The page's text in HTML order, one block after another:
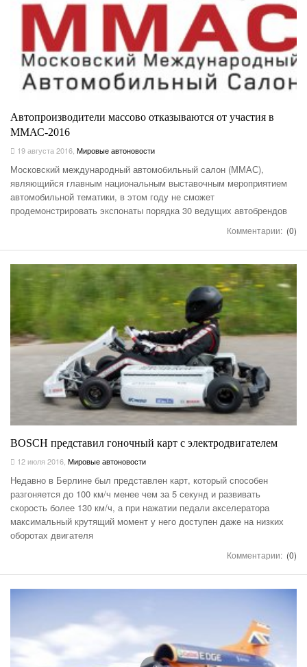
Автопроизводители массово отказываются от участия в
ММАС-2016
19 августа 2016 Мировые автоновости
Московский международный автомобильный салон (ММАС),
являющийся главным национальным выставочным мероприятием
автомобильной тематики, в этом году не сможет
продемонстрировать экспонаты порядка 30 ведущих автобрендов
Комментарии: (0)
BOSCH представил гоночный карт с электродвигателем
12 июля 2016, Мировые автоновости
Недавно в Берлине был представлен карт, который способен
разгоняется до 100 км/ч менее чем за 5 секунд и развивать
скорость более 130 км/ч, а при нажатии педали акселератора
максимальный крутящий момент у него доступен даже на низких
оборотах двигателя
Комментарии: (0)